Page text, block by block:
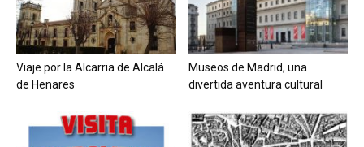
Viaje por la Alcarria de Alcalá
de Henares
Museos de Madrid, una
divertida aventura cultural